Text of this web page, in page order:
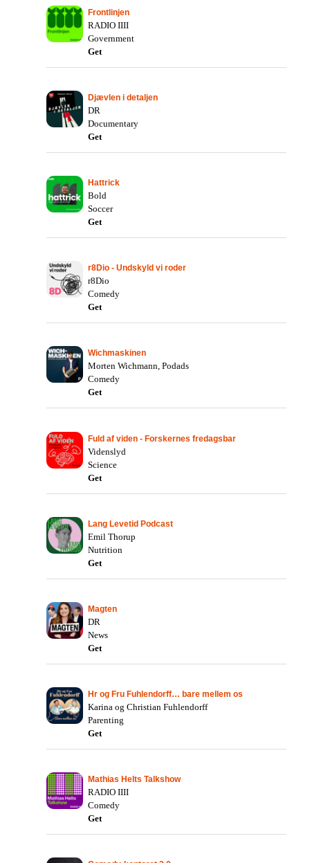
Frontlinjen
RADIO IIII
Government
Get
Djævlen i detaljen
DR
Documentary
Get
Hattrick
Bold
Soccer
Get
r8Dio - Undskyld vi roder
r8Dio
Comedy
Get
Wichmaskinen
Morten Wichmann, Podads
Comedy
Get
Fuld af viden - Forskernes fredagsbar
Videnslyd
Science
Get
Lang Levetid Podcast
Emil Thorup
Nutrition
Get
Magten
DR
News
Get
Hr og Fru Fuhlendorff… bare mellem os
Karina og Christian Fuhlendorff
Parenting
Get
Mathias Helts Talkshow
RADIO IIII
Comedy
Get